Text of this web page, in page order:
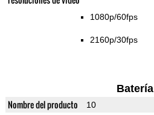
1080p/60fps
2160p/30fps
Batería
Nombre del producto 10